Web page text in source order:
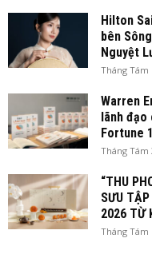
Hilton
bên
Nguyệt
Tháng Tám
Warren
lãnh đạo
Fortune
Tháng Tám
“THU
SƯU
2026 TỪ
Tháng Tám